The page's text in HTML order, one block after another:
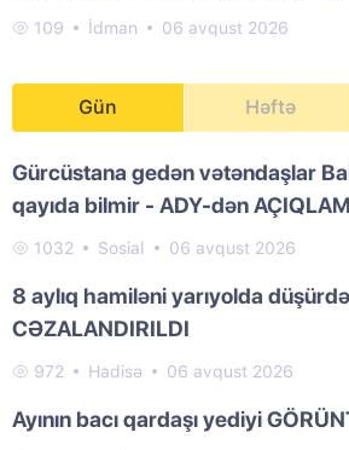
109 İdman 06 avqust 2026
Gün Həftə
Gürcüstana gedən vətəndaşlar
qayıda bilmir - ADY-dən
1032 Sosial 06 avqust 2026
8 aylıq hamiləni yarıyolda
CƏZALANDIRILDI
972 Hadisə 06 avqust 2026
Ayının bacı qardaşı yediyi